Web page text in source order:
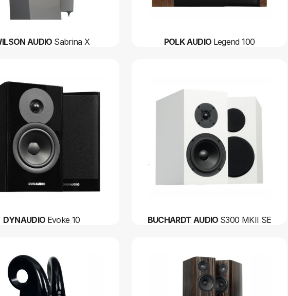
AUDIO Sabrina X POLK AUDIO Legend 100
DYNAUDIO Evoke 10 BUCHARDT AUDIO S300 MKII SE